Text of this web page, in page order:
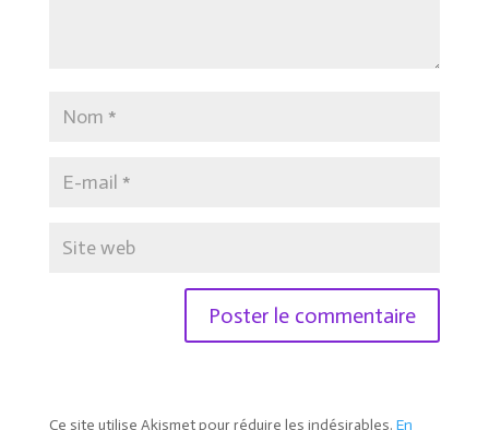
Ce site utilise Akismet pour réduire les indésirables. En